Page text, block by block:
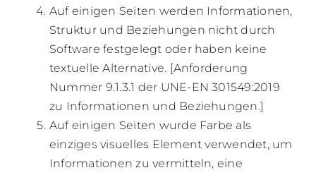
Auf einigen Seiten werden Informationen,
Struktur und Beziehungen nicht durch
Software festgelegt oder haben keine
textuelle Alternative. [Anforderung
Nummer 9.1.3.1 der UNE-EN 301549:2019
zu Informationen und Beziehungen.]
Auf einigen Seiten wurde Farbe als
einziges visuelles Element verwendet, um
Informationen zu vermitteln, eine